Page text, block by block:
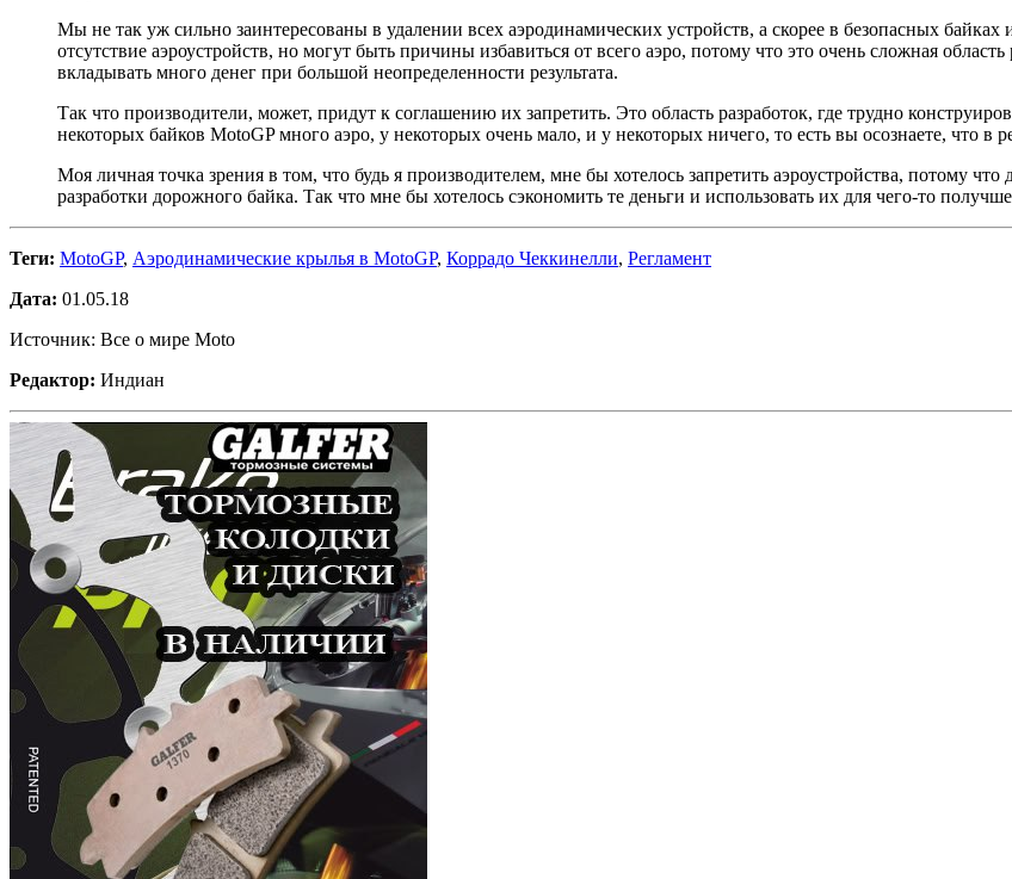
Мы не так уж сильно заинтересованы в удалении всех аэродинамических устройств, а скорее в безопасных
отсутствие аэроустройств, но могут быть причины избавиться от всего аэро, потому что это очень сложная
вкладывать много денег при большой неопределенности результата.
Так что производители, может, придут к соглашению их запретить. Это область разработок, где трудно
некоторых байков MotoGP много аэро, у некоторых очень мало, и у некоторых ничего, то есть вы осознаете, что в
Моя личная точка зрения в том, что будь я производителем, мне бы хотелось запретить аэроустройства, потому
разработки дорожного байка. Так что мне бы хотелось сэкономить те деньги и использовать их для чего-то
Теги: MotoGP, Аэродинамические крылья в MotoGP, Коррадо Чеккинелли, Регламент
Дата: 01.05.18
Источник: Все о мире Moto
Редактор: Индиан